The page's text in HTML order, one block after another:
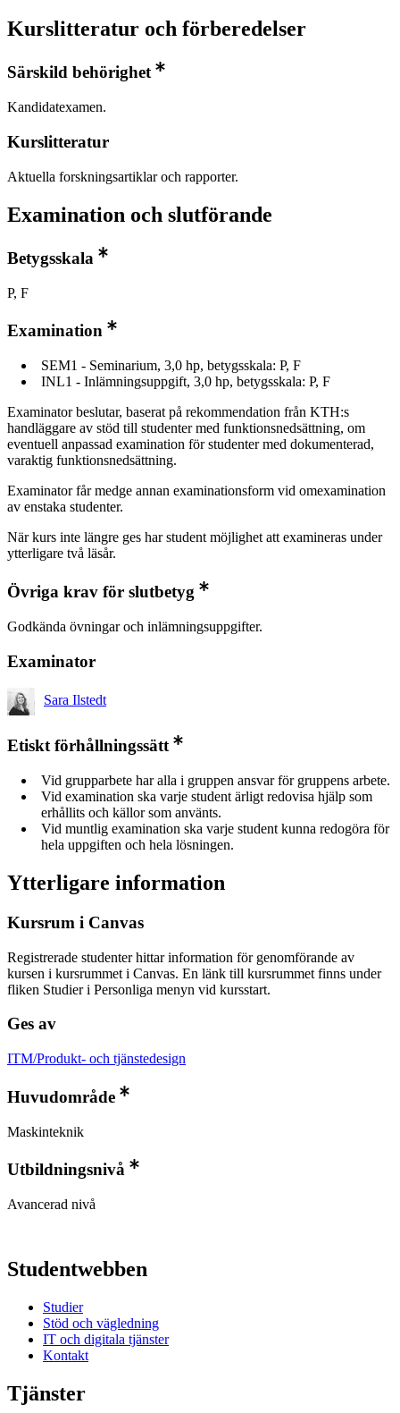
Kurslitteratur och förberedelser
Särskild behörighet
Kandidatexamen.
Kurslitteratur
Aktuella forskningsartiklar och rapporter.
Examination och slutförande
Betygsskala
P, F
Examination
SEM1 - Seminarium, 3,0 hp, betygsskala: P, F
INL1 - Inlämningsuppgift, 3,0 hp, betygsskala: P, F
Examinator beslutar, baserat på rekommendation från KTH:s
handläggare av stöd till studenter med funktionsnedsättning, om
eventuell anpassad examination för studenter med dokumenterad,
varaktig funktionsnedsättning.
Examinator får medge annan examinationsform vid omexamination
av enstaka studenter.
När kurs inte längre ges har student möjlighet att examineras under
ytterligare två läsår.
Övriga krav för slutbetyg
Godkända övningar och inlämningsuppgifter.
Examinator
Sara Ilstedt
Etiskt förhållningssätt
Vid grupparbete har alla i gruppen ansvar för gruppens arbete.
Vid examination ska varje student ärligt redovisa hjälp som
erhållits och källor som använts.
Vid muntlig examination ska varje student kunna redogöra för
hela uppgiften och hela lösningen.
Ytterligare information
Kursrum i Canvas
Registrerade studenter hittar information för genomförande av
kursen i kursrummet i Canvas. En länk till kursrummet finns under
fliken Studier i Personliga menyn vid kursstart.
Ges av
ITM/Produkt- och tjänstedesign
Huvudområde
Maskinteknik
Utbildningsnivå
Avancerad nivå
Studentwebben
Studier
Stöd och vägledning
IT och digitala tjänster
Kontakt
Tjänster